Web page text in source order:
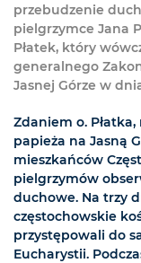
przebudzenie
pielgrzymce Jana
Płatek, który
generalnego
Jasnej Górze w
Zdaniem o.
papieża na Jasną
mieszkańców
pielgrzymów
duchowe. Na trzy
częstochowskie
przystępowali do
Eucharystii.